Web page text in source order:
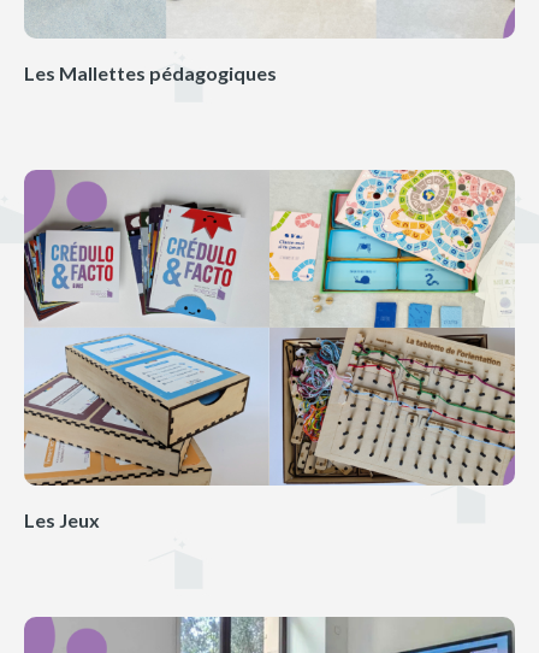
Les Mallettes pédagogiques
Les Jeux